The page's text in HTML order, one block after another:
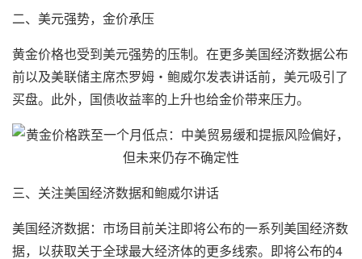
二、美元强势，金价承压
黄金价格也受到美元强势的压制。在更多美国经济数据公布
前以及美联储主席杰罗姆・鲍威尔发表讲话前，美元吸引了
买盘。此外，国债收益率的上升也给金价带来压力。
三、关注美国经济数据和鲍威尔讲话
美国经济数据：市场目前关注即将公布的一系列美国经济数
据，以获取关于全球最大经济体的更多线索。即将公布的4